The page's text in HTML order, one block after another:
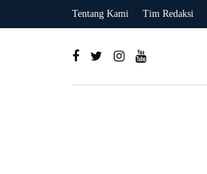
Tentang Kami Tim Redaksi